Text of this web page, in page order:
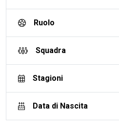
Ruolo
Squadra
Stagioni
Data di Nascita